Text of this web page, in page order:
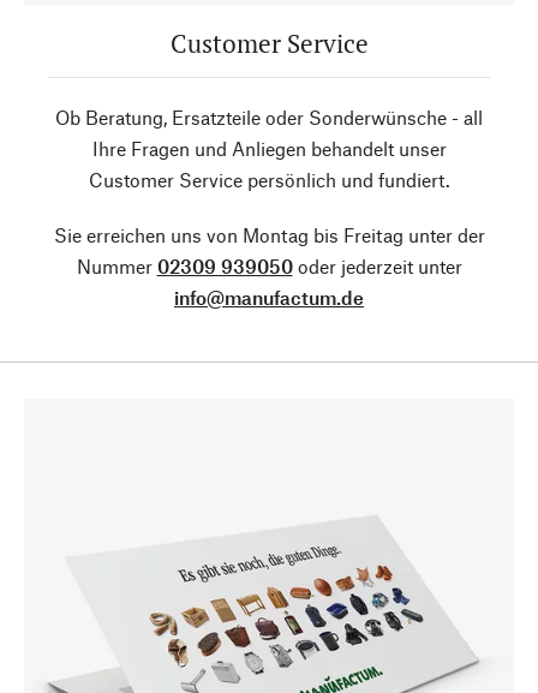
Customer Service
Ob Beratung, Ersatzteile oder Sonderwünsche - all
Ihre Fragen und Anliegen behandelt unser
Customer Service persönlich und fundiert.
Sie erreichen uns von Montag bis Freitag unter der
Nummer 02309 939050oder jederzeit unter
info@manufactum.de